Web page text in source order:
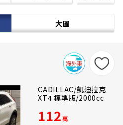
大圖
CADILLAC/凱迪拉克
XT4 標準版/2000cc
112萬